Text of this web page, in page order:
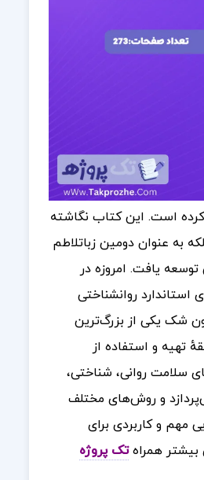
کرده است. این کتاب نگاشته
به عنوان دومین زباتلاطم
یافت. امروزه در
روانشناختی
شک یکی از بزرگ‌ترین
تهیه و استفاده از
سلامت روانی، شناختی،
و روش‌های مختلف
مهم و کاربردی برای
بیشتر همراهتک پروژه